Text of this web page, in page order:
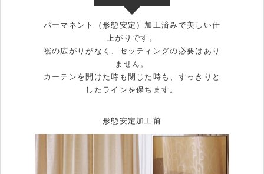
パーマネント（形態安定）加工済みで美しい仕
上がりです。
裾の広がりがなく、セッティングの必要はあり
ません。
カーテンを開けた時も閉じた時も、すっきりと
したラインを保ちます。
形態安定加工前